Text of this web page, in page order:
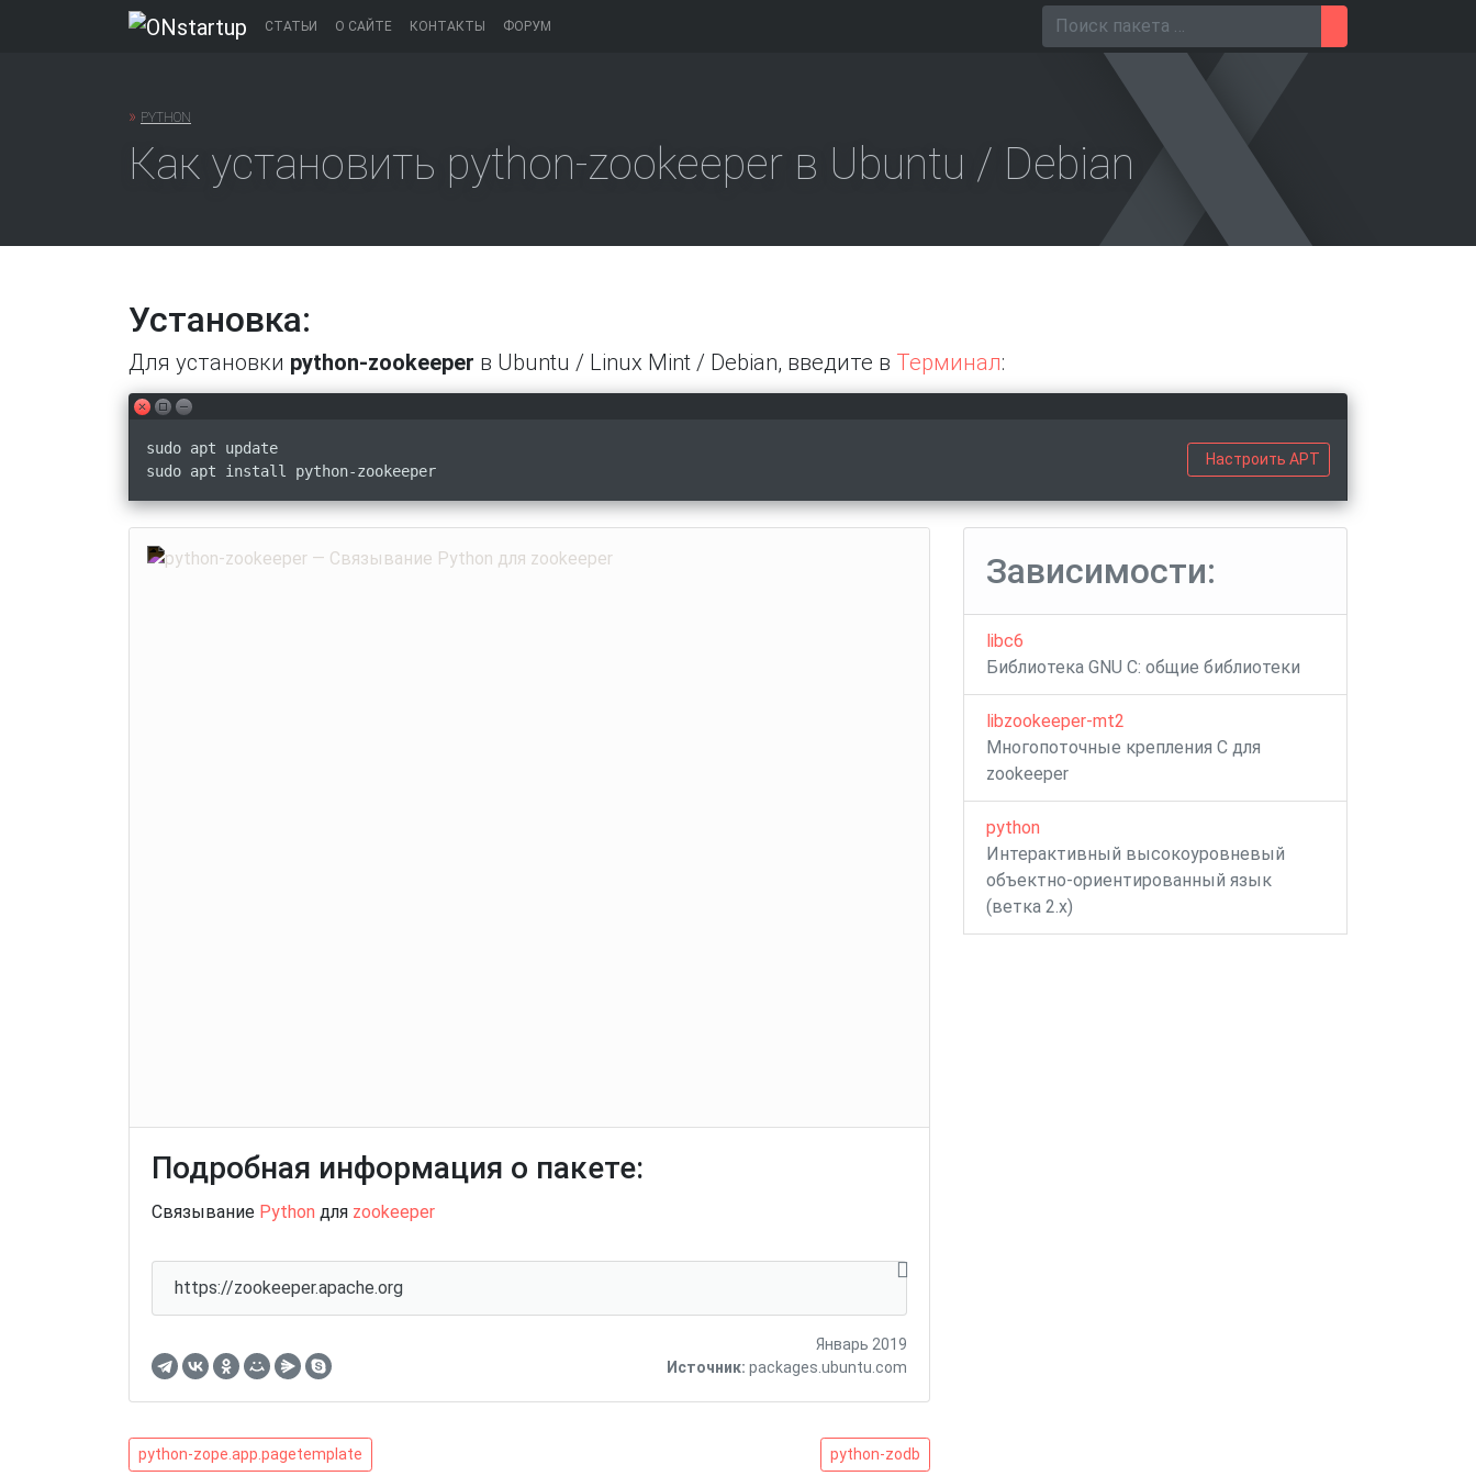
СТАТЬИ О САЙТЕ КОНТАКТЫ ФОРУМ
» PYTHON
Как установить python-zookeeper в Ubuntu / Debian
Установка:
Для установки python-zookeeper в Ubuntu / Linux Mint / Debian, введите в Терминал:
sudo apt update
sudo apt install python-zookeeper
Настроить APT
Подробная информация о пакете:
Связывание Python для zookeeper
https://zookeeper.apache.org
Январь 2019
Источник: packages.ubuntu.com
Навигация
python-
python-zope.app.pagetemplate
python-
python-zodb
Зависимости:
libc6
Библиотека GNU C: общие библиотеки
libzookeeper-mt2
Многопоточные крепления C для
zookeeper
python
Интерактивный высокоуровневый
объектно-ориентированный язык
(ветка 2.x)